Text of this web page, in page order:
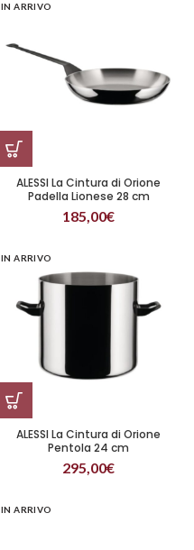
IN ARRIVO
ALESSI La Cintura di Orione
Padella Lionese 28 cm
185,00€
IN ARRIVO
ALESSI La Cintura di Orione
Pentola 24 cm
295,00€
IN ARRIVO